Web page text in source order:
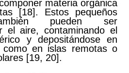
materia orgánica
[18]. Estos pequeños
pueden ser
el aire, contaminando el
y depositándose en
como en islas remotas o
[19, 20].